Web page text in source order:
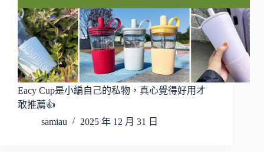
Eacy Cup是小編自己的私物，真心覺得好用才
敢推薦👍
samiau
2025 年 12 月 31 日